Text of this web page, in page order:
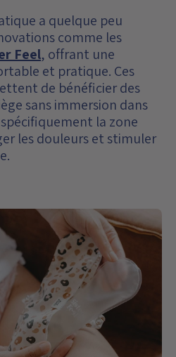
a quelque peu
comme les
Feel, offrant une
et pratique. Ces
de bénéficier des
sans immersion dans
la zone
les douleurs et stimuler